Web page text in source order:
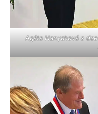
Agáta Hanychová s